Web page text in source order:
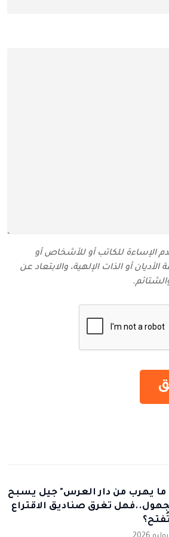
الإساءة للكاتب أو للأشخاص أو
أو الذات الإلهية، والابتعاد عن
ما يهرب من دار العرس" جيل يسبح
تغرق صناديق الاقتراع